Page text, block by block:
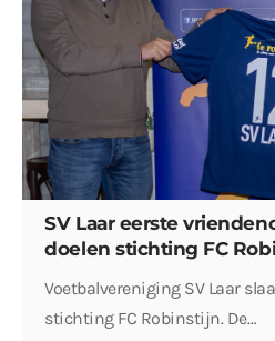
SV Laar eerste
doelen stichting FC
Voetbalvereniging SV Laar
stichting FC Robinstijn. De…